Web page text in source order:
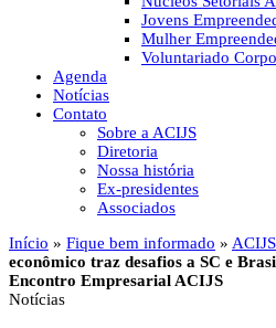
Jovens
Mulher
Voluntariado
Agenda
Notícias
Contato
Sobre a ACIJS
Diretoria
Nossa história
Ex-presidentes
Associados
Início » Fique bem informado » ACIJS
econômico traz desafios a SC e
Encontro Empresarial ACIJS
Notícias